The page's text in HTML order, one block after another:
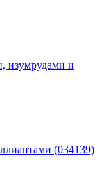
изумрудами и
(034139)